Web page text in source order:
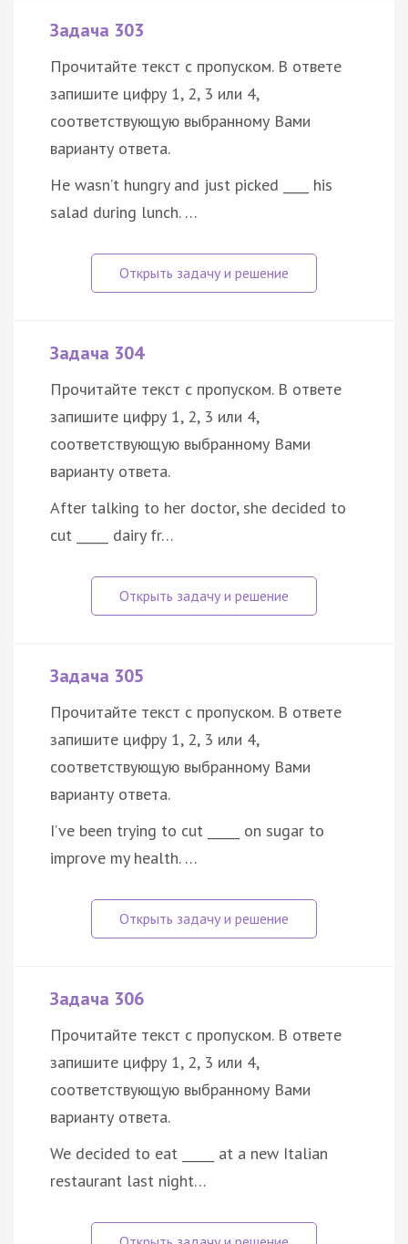
Задача 303
Прочитайте текст с пропуском. В ответе
запишите цифру 1, 2, 3 или 4,
соответствующую выбранному Вами
варианту ответа.
He wasn’t hungry and just picked ____ his
salad during lunch. …
Задача 304
Прочитайте текст с пропуском. В ответе
запишите цифру 1, 2, 3 или 4,
соответствующую выбранному Вами
варианту ответа.
After talking to her doctor, she decided to
cut _____ dairy fr…
Задача 305
Прочитайте текст с пропуском. В ответе
запишите цифру 1, 2, 3 или 4,
соответствующую выбранному Вами
варианту ответа.
I’ve been trying to cut _____ on sugar to
improve my health. …
Задача 306
Прочитайте текст с пропуском. В ответе
запишите цифру 1, 2, 3 или 4,
соответствующую выбранному Вами
варианту ответа.
We decided to eat _____ at a new Italian
restaurant last night…